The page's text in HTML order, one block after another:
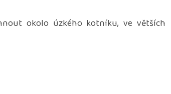
okolo úzkého kotníku, ve větších